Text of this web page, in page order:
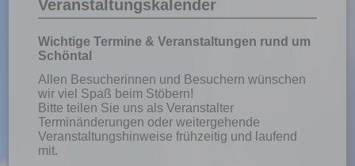
Veranstaltungskalender
Wichtige Termine & Veranstaltungen rund um
Schöntal
Allen Besucherinnen und Besuchern wünschen
wir viel Spaß beim Stöbern!
Bitte teilen Sie uns als Veranstalter
Terminänderungen oder weitergehende
Veranstaltungshinweise frühzeitig und laufend
mit.